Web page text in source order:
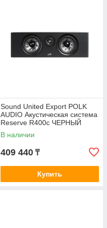
Sound United Export POLK
AUDIO Акустическая система
Reserve R400c ЧЕРНЫЙ
В наличии
409 440 ₸
Купить